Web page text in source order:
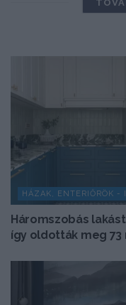
HÁZAK, ENTERIŐRÖK -
Háromszobás
így oldották meg 73